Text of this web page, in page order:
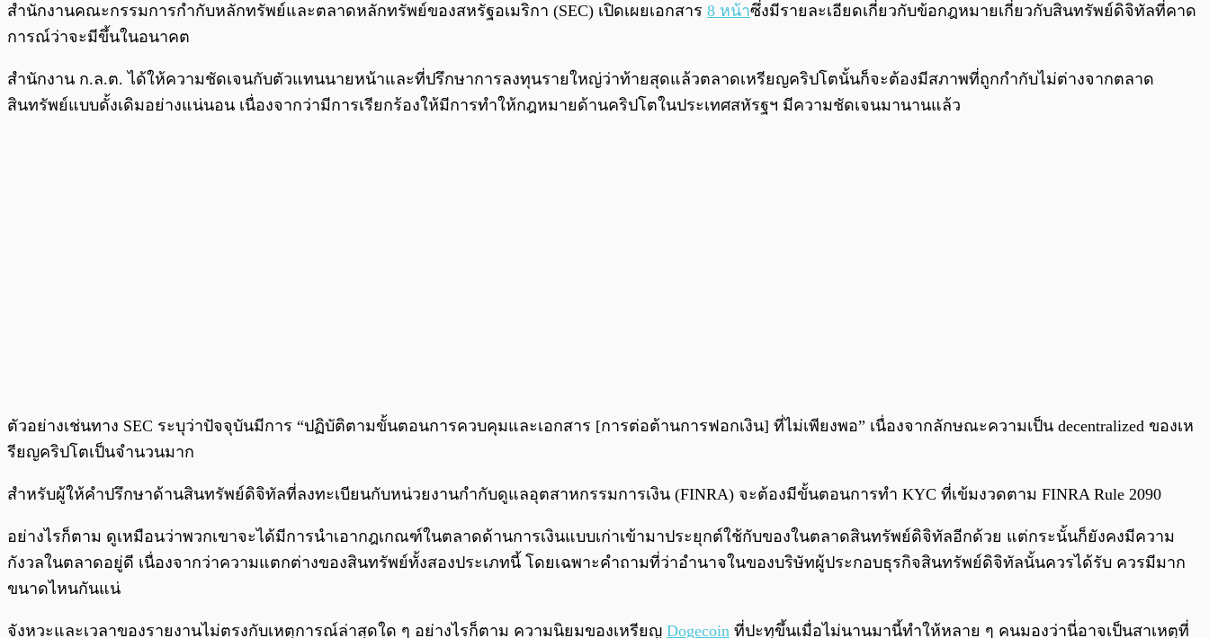
สำนักงานคณะกรรมการกำกับหลักทรัพย์และตลาดหลักทรัพย์ของสหรัฐอเมริกา (SEC) เปิดเผยเอกสาร 8 หน้าซึ่งมีรายละเอียดเกี่ยวกับข้อกฎหมายเกี่ยวกับสินทรัพย์ดิจิทัลที่คาด
การณ์ว่าจะมีขึ้นในอนาคต
สำนักงาน ก.ล.ต. ได้ให้ความชัดเจนกับตัวแทนนายหน้าและที่ปรึกษาการลงทุนรายใหญ่ว่าท้ายสุดแล้วตลาดเหรียญคริปโตนั้นก็จะต้องมีสภาพที่ถูกกำกับไม่ต่างจากตลาด
สินทรัพย์แบบดั้งเดิมอย่างแน่นอน เนื่องจากว่ามีการเรียกร้องให้มีการทำให้กฎหมายด้านคริปโตในประเทศสหัรฐฯ มีความชัดเจนมานานแล้ว
ตัวอย่างเช่นทาง SEC ระบุว่าปัจจุบันมีการ “ปฏิบัติตามขั้นตอนการควบคุมและเอกสาร [การต่อต้านการฟอกเงิน] ที่ไม่เพียงพอ” เนื่องจากลักษณะความเป็น decentralized ของเห
รียญคริปโตเป็นจำนวนมาก
สำหรับผู้ให้คำปรึกษาด้านสินทรัพย์ดิจิทัลที่ลงทะเบียนกับหน่วยงานกำกับดูแลอุตสาหกรรมการเงิน (FINRA) จะต้องมีขั้นตอนการทำ KYC ที่เข้มงวดตาม FINRA Rule 2090
อย่างไรก็ตาม ดูเหมือนว่าพวกเขาจะได้มีการนำเอากฎเกณฑ์ในตลาดด้านการเงินแบบเก่าเข้ามาประยุกต์ใช้กับของในตลาดสินทรัพย์ดิจิทัลอีกด้วย แต่กระนั้นก็ยังคงมีความ
กังวลในตลาดอยู่ดี เนื่องจากว่าความแตกต่างของสินทรัพย์ทั้งสองประเภทนี้ โดยเฉพาะคำถามที่ว่าอำนาจในของบริษัทผู้ประกอบธุรกิจสินทรัพย์ดิจิทัลนั้นควรได้รับ ควรมีมาก
ขนาดไหนกันแน่
จังหวะและเวลาของรายงานไม่ตรงกับเหตุการณ์ล่าสุดใด ๆ อย่างไรก็ตาม ความนิยมของเหรียญ Dogecoin ที่ปะทุขึ้นเมื่อไม่นานมานี้ทำให้หลาย ๆ คนมองว่านี่อาจเป็นสาเหตุที่